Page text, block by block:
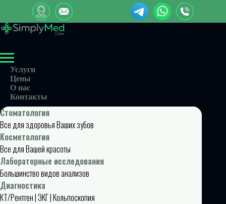
Услуги
Цены
О нас
Контакты
Стоматология
Все для здоровья Ваших зубов
Косметология
Все для Вашей красоты
Лабораторные исследования
Большинство видов анализов
Диагностика
КТ/Рентген | ЭКГ | Кольпоскопия